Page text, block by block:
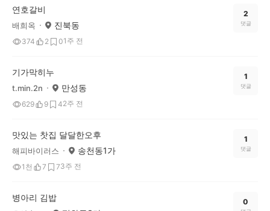
연호갈비
배희옥 진북동
374 2 01주 전
2
댓글
기가막히누
t.min.2n 만성동
629 9 42주 전
1
댓글
맛있는 찻집 달달한오후
해피바이러스 송천동1가
1천 7 73주 전
1
댓글
병아리 김밥 0